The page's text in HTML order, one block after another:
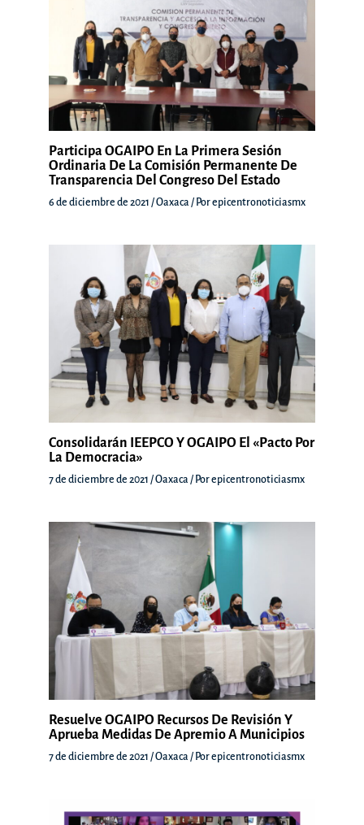
Participa OGAIPO En La Primera Sesión
Ordinaria De La Comisión Permanente De
Transparencia Del Congreso Del Estado
6 de diciembre de 2021 /Oaxaca / Porepicentronoticiasmx
Consolidarán IEEPCO Y OGAIPO El «Pacto Por
La Democracia»
7 de diciembre de 2021 /Oaxaca / Porepicentronoticiasmx
Resuelve OGAIPO Recursos De Revisión Y
Aprueba Medidas De Apremio A Municipios
7 de diciembre de 2021 /Oaxaca / Porepicentronoticiasmx